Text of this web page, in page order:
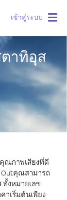
เข้าสู่ระบบ
าทิอุส
ณภาพเสียงที่ดี
คุณสามารถ
งหมายเลข
าเริ่มต้นเพียง